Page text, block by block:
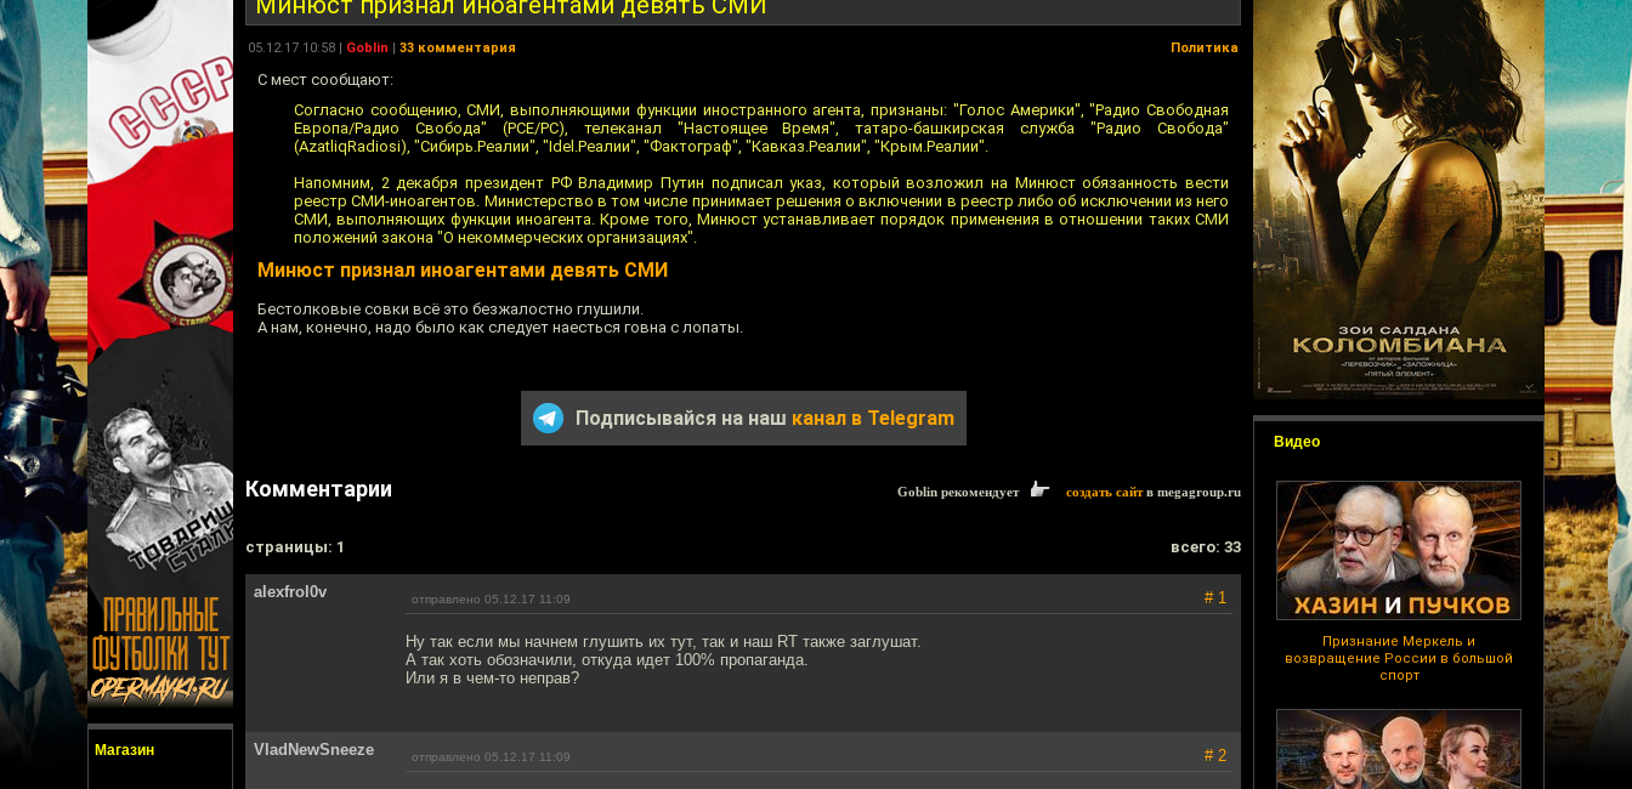
Магазин
Видео
Признание Меркель и
возвращение России в большой
спорт
05.12.17 10:58 | Goblin | 33 комментария Политика
С мест сообщают:
Согласно сообщению, СМИ, выполняющими функции иностранного агента, признаны: "Голос Америки", "Радио Свободная
Европа/Радио Свобода" (РСЕ/РС), телеканал "Настоящее Время", татаро-башкирская служба "Радио Свобода"
(AzatliqRadiosi), "Сибирь.Реалии", "Idel.Реалии", "Фактограф", "Кавказ.Реалии", "Крым.Реалии".
Напомним, 2 декабря президент РФ Владимир Путин подписал указ, который возложил на Минюст обязанность вести
реестр СМИ-иноагентов. Министерство в том числе принимает решения о включении в реестр либо об исключении из него
СМИ, выполняющих функции иноагента. Кроме того, Минюст устанавливает порядок применения в отношении таких СМИ
положений закона "О некоммерческих организациях".
Минюст признал иноагентами девять СМИ‍
Бестолковые совки всё это безжалостно глушили.
А нам, конечно, надо было как следует наесться говна с лопаты.
Подписывайся на наш канал в Telegram
Комментарии Goblin рекомендует создать сайтв megagroup.ru
cтраницы: 1 всего: 33
alexfrol0v отправлено 05.12.17 11:09 # 1
Ну так если мы начнем глушить их тут, так и наш RT также заглушат.
А так хоть обозначили, откуда идет 100% пропаганда.
Или я в чем-то неправ?
VladNewSneeze отправлено 05.12.17 11:09 # 2